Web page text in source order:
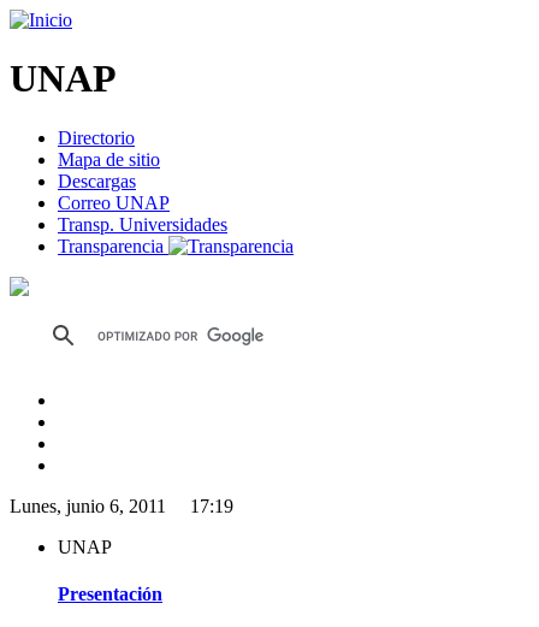
UNAP
Directorio
Mapa de sitio
Descargas
Correo UNAP
Transp. Universidades
Transparencia
Lunes, junio 6, 2011 17:19
UNAP
Presentación